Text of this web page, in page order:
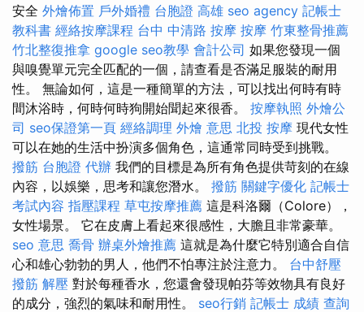
安全 外燴佈置 戶外婚禮 台胞證 高雄 seo agency 記帳士
教科書 經絡按摩課程 台中 中清路 按摩 按摩 竹東整骨推薦
竹北整復推拿 google seo教學 會計公司 如果您發現一個
與嗅覺單元完全匹配的一個，請查看是否滿足服裝的耐用
性。 無論如何，這是一種簡單的方法，可以找出何時有時
間沐浴時，何時何時狗開始聞起來很香。 按摩執照 外燴公
司 seo保證第一頁 經絡調理 外燴 意思 北投 按摩 現代女性
可以在她的生活中扮演多個角色，這通常同時受到挑戰。
撥筋 台胞證 代辦 我們的目標是為所有角色提供苛刻的在線
內容，以娛樂，思考和讓您潛水。 撥筋 關鍵字優化 記帳士
考試內容 指壓課程 草屯按摩推薦 這是科洛爾（Colore），
女性場景。 它在皮膚上看起來很感性，大膽且非常豪華。
seo 意思 喬骨 辦桌外燴推薦 這就是為什麼它特別適合自信
心和雄心勃勃的男人，他們不怕專注於注意力。 台中舒壓
撥筋 解壓 對於每種香水，您還會發現帕芬等效物具有良好
的成分，強烈的氣味和耐用性。 seo行銷 記帳士 成績 查詢